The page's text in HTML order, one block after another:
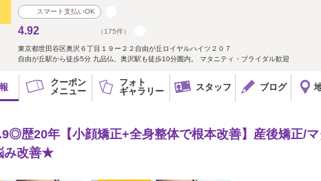
スマート支払いOK
4.92 （175件）
東京都世田谷区奥沢６丁目１９ー２２自由が丘ロイヤルハイツ２０７
自由が丘駅から徒歩5分 九品仏、奥沢駅も徒歩10分圏内。 マタニティ・ブライダル歓迎
クーポン
メニュー
フォト
ギャラリー
スタッフ ブログ
歴20年【小顔矯正+全身整体で根本改善】産後矯正/
み改善★